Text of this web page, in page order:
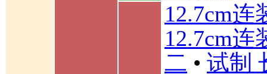
12.7cm连
12.7cm连
二 • 试制